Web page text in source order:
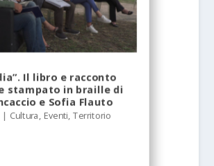
Il libro e racconto
stampato in braille di
e Sofia Flauto
| Cultura, Eventi,Territorio